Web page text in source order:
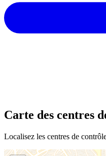
Carte des centres
Localisez les centres de